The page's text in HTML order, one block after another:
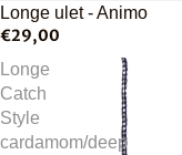
Longe ulet - Animo
€29,00
Longe
Catch
Style
cardamom/deep